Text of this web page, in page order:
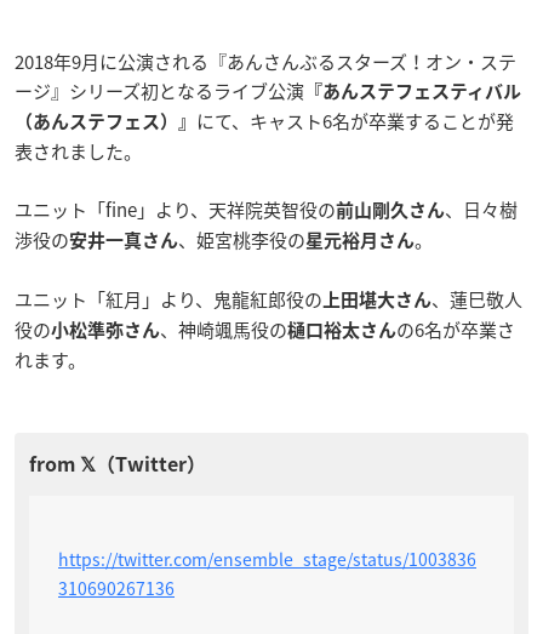
2018年9月に公演される『あんさんぶるスターズ！オン・ステ
ージ』シリーズ初となるライブ公演 『あんステフェスティバル
（あんステフェス）』
にて、キャスト6名が卒業することが発
表されました。
ユニット「fine」より、天祥院英智役の前山剛久さん、日々樹
渉役の安井一真さん、姫宮桃李役の星元裕月さん。
ユニット「紅月」より、鬼龍紅郎役の 上田堪大さん、蓮巳敬人
役の小松準弥さん、神崎颯馬役の樋口裕太さんの6名が卒業さ
れます。
https://twitter.com/ensemble_stage/status/1003836
310690267136